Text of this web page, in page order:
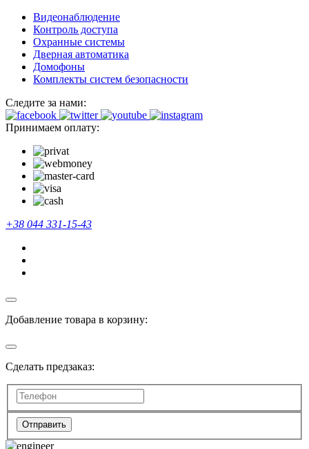
Видеонаблюдение
Контроль доступа
Охранные системы
Дверная автоматика
Домофоны
Комплекты систем безопасности
Следите за нами:
Принимаем оплату:
+38 044 331-15-43
Добавление товара в корзину:
Сделать предзаказ:
Отправить